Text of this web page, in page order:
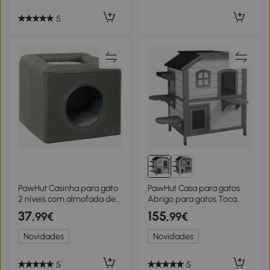
5
PawHut Casinha para gato
2 níveis com almofada de
pelúcia macia - 36,5 x 36,5
x 33 cm cinza
37,99€
Novidades
5
PawHut Casa para gatos
Abrigo para gatos Toca
para gatos, 2 andares,
resistente às intempéries,
99,5 cm x 76 cm x 91 cm,
Branco + Cinza
155,99€
Novidades
5